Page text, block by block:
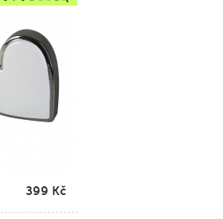
399 Kč